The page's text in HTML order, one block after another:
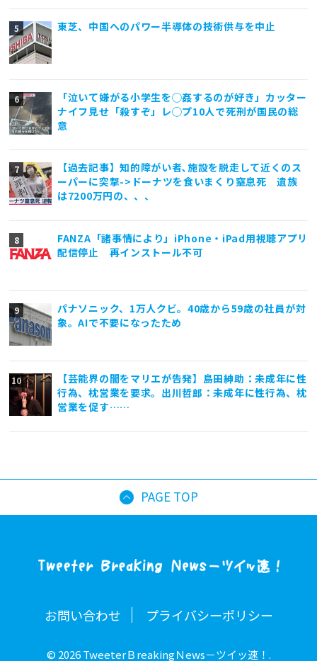
東芝、中国へのパワー半導体の技術供与を中止
「泣いて嫌がる小学生を◯姦するのが好き」カッター
ナイフ見せ「殺すぞ」レ◯プ10人で死刑が国民の総
意
【過去記事】知的障がい者､施設を脱走して近くのス
ーパーに突撃->ドーナツを食いまくり窒息死 遺族
は7200万円の、、、
FANZA「諸事情により」iPhone・iPad用視聴アプリ
配信停止 再インストール不可
パナソニック、1万人クビ。40歳から59歳の社員が対
象。AIで不要になったため
【芸能界の闇をマリエが告発】島田紳助：未成年に性
行為、枕営業を要求。出川哲郎：未成年に性行為、枕
営業を促す……
PAGE TOP
お問い合わせ プライバシーポリシー
© 2026 TweeterＢreakingＮews－ツイッ速！.